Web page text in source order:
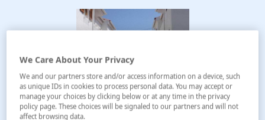
We Care About Your Privacy
We and our partners store and/or access information on a device, such
as unique IDs in cookies to process personal data. You may accept or
manage your choices by clicking below or at any time in the privacy
policy page. These choices will be signaled to our partners and will not
affect browsing data.